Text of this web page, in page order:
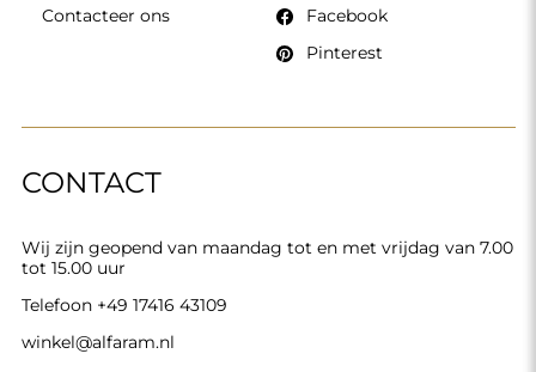
CONTACT
Wij zijn geopend van maandag tot en met vrijdag van 7.00
tot 15.00 uur
Telefoon +49 17416 43109
winkel@alfaram.nl
Contacteer ons
Facebook
Pinterest